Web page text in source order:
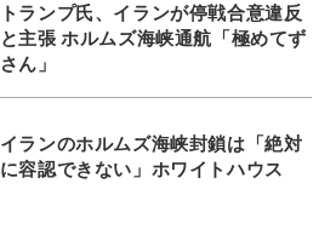
トランプ氏、イランが停戦合意違反
と主張 ホルムズ海峡通航「極めてず
さん」
イランのホルムズ海峡封鎖は「絶対
に容認できない」ホワイトハウス